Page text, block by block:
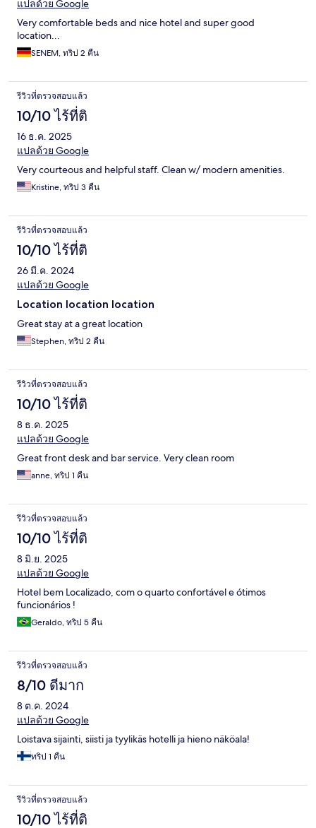
แปลด้วย Google
Very comfortable beds and nice hotel and super good
location...
SENEM, ทริป 2 คืน
รีวิวที่ตรวจสอบแล้ว
10/10 ไร้ที่ติ
16 ธ.ค. 2025
แปลด้วย Google
Very courteous and helpful staff. Clean w/ modern amenities.
Kristine, ทริป 3 คืน
รีวิวที่ตรวจสอบแล้ว
10/10 ไร้ที่ติ
26 มี.ค. 2024
แปลด้วย Google
Location location location
Great stay at a great location
Stephen, ทริป 2 คืน
รีวิวที่ตรวจสอบแล้ว
10/10 ไร้ที่ติ
8 ธ.ค. 2025
แปลด้วย Google
Great front desk and bar service. Very clean room
anne, ทริป 1 คืน
รีวิวที่ตรวจสอบแล้ว
10/10 ไร้ที่ติ
8 มิ.ย. 2025
แปลด้วย Google
Hotel bem Localizado, com o quarto confortável e ótimos
funcionários !
Geraldo, ทริป 5 คืน
รีวิวที่ตรวจสอบแล้ว
8/10 ดีมาก
8 ต.ค. 2024
แปลด้วย Google
Loistava sijainti, siisti ja tyylikäs hotelli ja hieno näköala!
ทริป 1 คืน
รีวิวที่ตรวจสอบแล้ว
10/10 ไร้ที่ติ